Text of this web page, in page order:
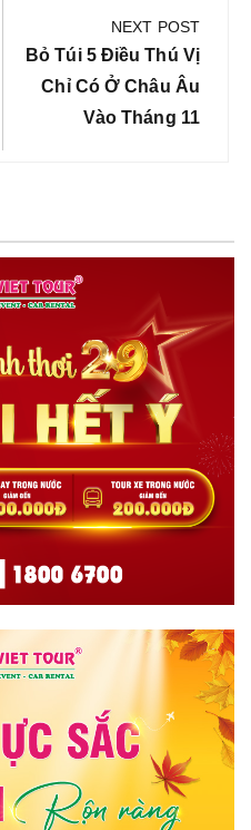
NEXT POST
Next
Post:
Bỏ Túi 5 Điều Thú Vị
Chỉ Có Ở Châu Âu
Vào Tháng 11